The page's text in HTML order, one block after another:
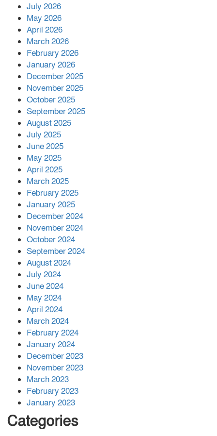
পর ফোন তারেক রহমানের,গ্যাস সঙ্কট
সহায়তা দিলেন সাচিং প্রু জেরী
July 2026
May 2026
April 2026
March 2026
February 2026
January 2026
December 2025
November 2025
October 2025
September 2025
August 2025
July 2025
June 2025
May 2025
April 2025
March 2025
February 2025
January 2025
December 2024
November 2024
October 2024
September 2024
August 2024
July 2024
June 2024
May 2024
April 2024
March 2024
February 2024
January 2024
December 2023
November 2023
March 2023
February 2023
January 2023
Categories